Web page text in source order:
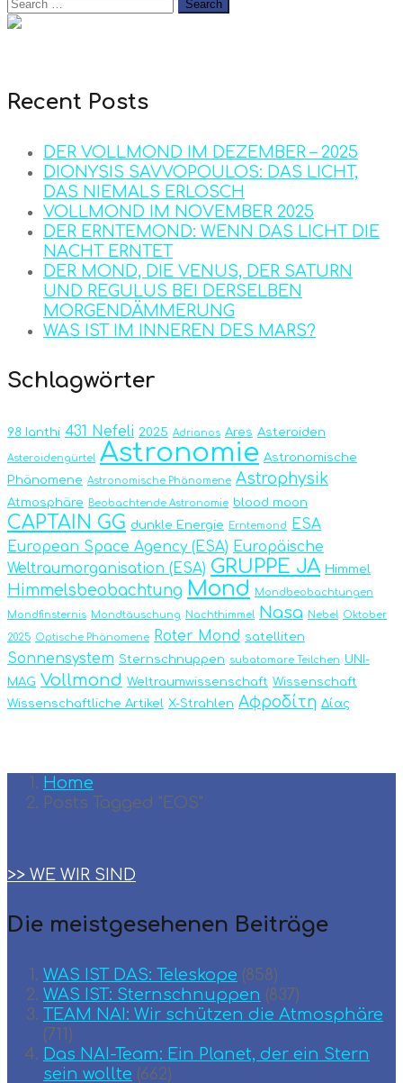
Recent Posts
DER VOLLMOND IM DEZEMBER – 2025
DIONYSIS SAVVOPOULOS: DAS LICHT,
DAS NIEMALS ERLOSCH
VOLLMOND IM NOVEMBER 2025
DER ERNTEMOND: WENN DAS LICHT DIE
NACHT ERNTET
DER MOND, DIE VENUS, DER SATURN
UND REGULUS BEI DERSELBEN
MORGENDÄMMERUNG
WAS IST IM INNEREN DES MARS?
Schlagwörter
98 Ianthi 431 Nefeli 2025 Adrianos Ares Asteroiden
Asteroidengürtel Astronomie Astronomische
Phänomene Astronomische Phänomene Astrophysik
Atmosphäre Beobachtende Astronomie blood moon
CAPTAIN GG dunkle Energie Erntemond
ESA
European Space Agency (ESA) Europäische
Weltraumorganisation (ESA) GRUPPE JA Himmel
Himmelsbeobachtung Mond Mondbeobachtungen
Mondfinsternis Mondtäuschung Nachthimmel Nasa Nebel Oktober
2025 Optische Phänomene Roter Mond satelliten
Sonnensystem Sternschnuppen subatomare Teilchen
UNI-
MAG Vollmond Weltraumwissenschaft Wissenschaft
Wissenschaftliche Artikel X-Strahlen Αφροδίτη Δίας
Home
Posts Tagged "EOS"
>> WE WIR SIND
Die meistgesehenen Beiträge
WAS IST DAS: Teleskope (858)
WAS IST: Sternschnuppen (837)
TEAM ΝΑΙ: Wir schützen die Atmosphäre
(711)
Das NAI-Team: Ein Planet, der ein Stern
sein wollte (662)